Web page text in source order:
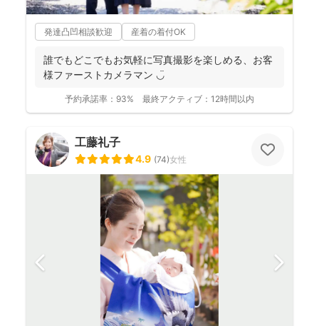
発達凸凹相談歓迎 産着の着付OK
誰でもどこでもお気軽に写真撮影を楽しめる、お客
様ファーストカメラマン ◡̈
予約承諾率： 93% 最終アクティブ： 12時間以内
工藤礼子
4.9 (74)女性